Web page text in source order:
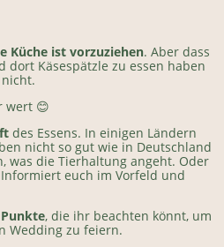
Küche ist vorzuziehen. Aber dass
dort Käsespätzle zu essen haben
wert 😊
des Essens. In einigen Ländern
nicht so gut wie in Deutschland
was die Tierhaltung angeht. Oder
euch im Vorfeld und
, die ihr beachten könnt, um
Wedding zu feiern.